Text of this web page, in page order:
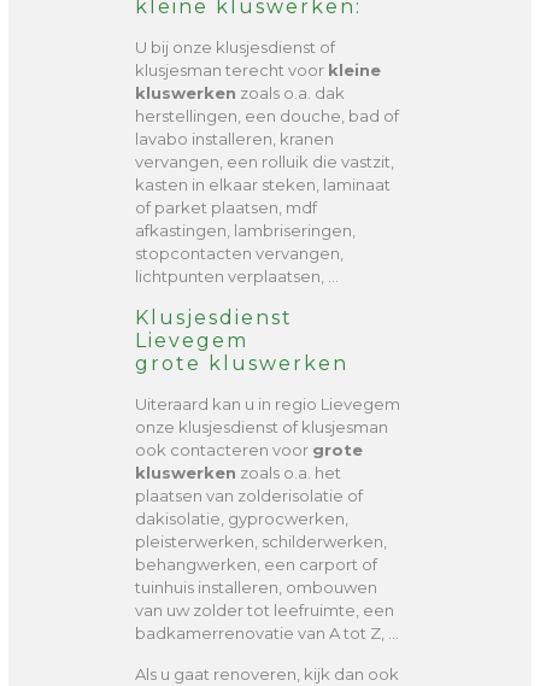
kleine kluswerken:
U bij onze klusjesdienst of
klusjesman terecht voor kleine
kluswerken zoals o.a. dak
herstellingen, een douche, bad of
lavabo installeren, kranen
vervangen, een rolluik die vastzit,
kasten in elkaar steken, laminaat
of parket plaatsen, mdf
afkastingen, lambriseringen,
stopcontacten vervangen,
lichtpunten verplaatsen, …
Klusjesdienst
Lievegem
grote kluswerken
Uiteraard kan u in regio Lievegem
onze klusjesdienst of klusjesman
ook contacteren voor grote
kluswerken zoals o.a. het
plaatsen van zolderisolatie of
dakisolatie, gyprocwerken,
pleisterwerken, schilderwerken,
behangwerken, een carport of
tuinhuis installeren, ombouwen
van uw zolder tot leefruimte, een
badkamerrenovatie van A tot Z, …
Als u gaat renoveren, kijk dan ook